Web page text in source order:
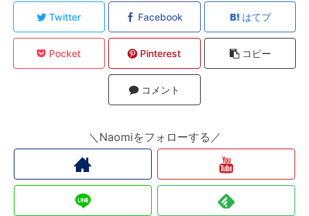
Twitter Facebook はてブ
Pocket Pinterest コピー
コメント
＼Naomiをフォローする／